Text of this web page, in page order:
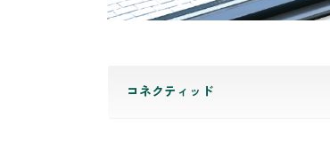
コネクティッド